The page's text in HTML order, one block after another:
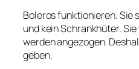
Boleros funktionieren. Sie
und kein Schrankhüter.
werden angezogen.
geben.